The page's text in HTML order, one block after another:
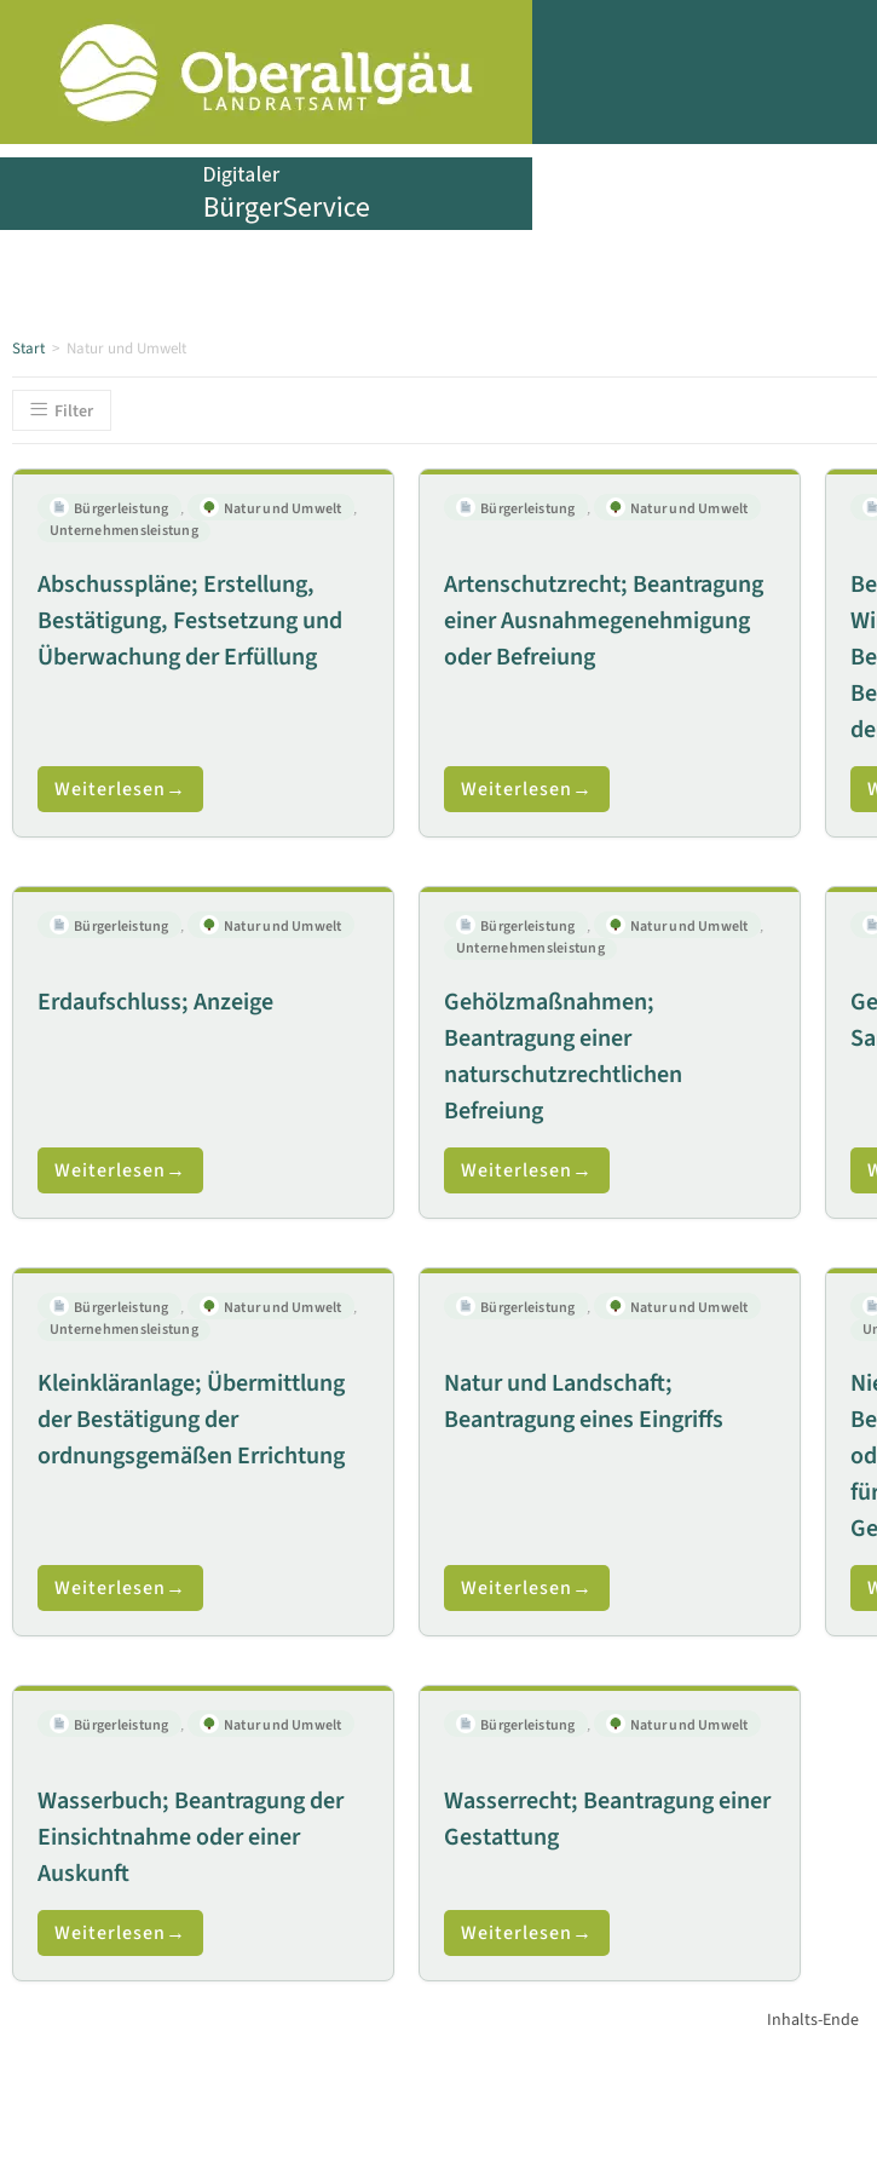
Start > Natur und Umwelt
Filter
Bürgerleistung , Natur und Umwelt
,
Unternehmensleistung
Abschusspläne; Erstellung,
Bestätigung, Festsetzung und
Überwachung der Erfüllung
Weiterlesen
Bürgerleistung , Natur und Umwelt
Artenschutzrecht; Beantragung
einer Ausnahmegenehmigung
oder Befreiung
Weiterlesen
Bürgerleistung , Natur und Umwelt
Erdaufschluss; Anzeige
Weiterlesen
Bürgerleistung , Natur und Umwelt
,
Unternehmensleistung
Gehölzmaßnahmen;
Beantragung einer
naturschutzrechtlichen
Befreiung
Weiterlesen
Bürgerleistung , Natur und Umwelt
,
Unternehmensleistung
Kleinkläranlage; Übermittlung
der Bestätigung der
ordnungsgemäßen Errichtung
Weiterlesen
Bürgerleistung , Natur und Umwelt
Natur und Landschaft;
Beantragung eines Eingriffs
Weiterlesen
Bürgerleistung , Natur und Umwelt
Wasserbuch; Beantragung der
Einsichtnahme oder einer
Auskunft
Weiterlesen
Bürgerleistung , Natur und Umwelt
Wasserrecht; Beantragung einer
Gestattung
Weiterlesen
Inhalts-Ende